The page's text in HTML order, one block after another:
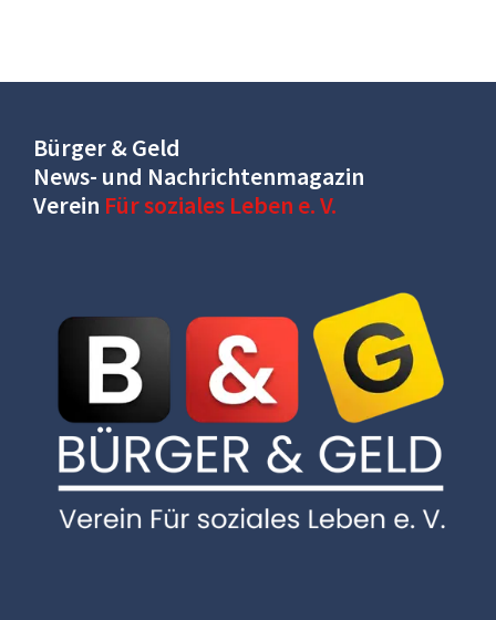
Bürger & Geld
News- und Nachrichtenmagazin
Verein Für soziales Leben e. V.